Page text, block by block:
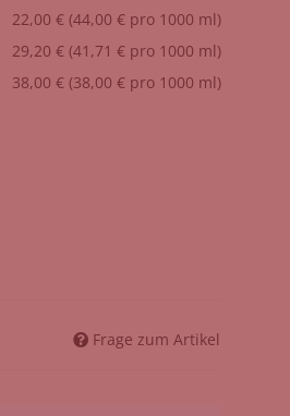
22,00 € (44,00 € pro 1000 ml)
29,20 € (41,71 € pro 1000 ml)
38,00 € (38,00 € pro 1000 ml)
Frage zum Artikel